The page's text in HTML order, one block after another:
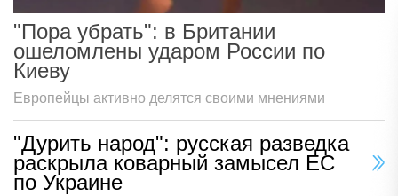
"Пора убрать": в Британии
ошеломлены ударом России по
Киеву
Европейцы активно делятся своими мнениями
"Дурить народ": русская разведка
раскрыла коварный замысел ЕС
по Украине